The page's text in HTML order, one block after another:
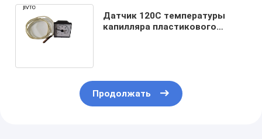
Датчик 120C температуры
капилляра пластикового
Продолжать